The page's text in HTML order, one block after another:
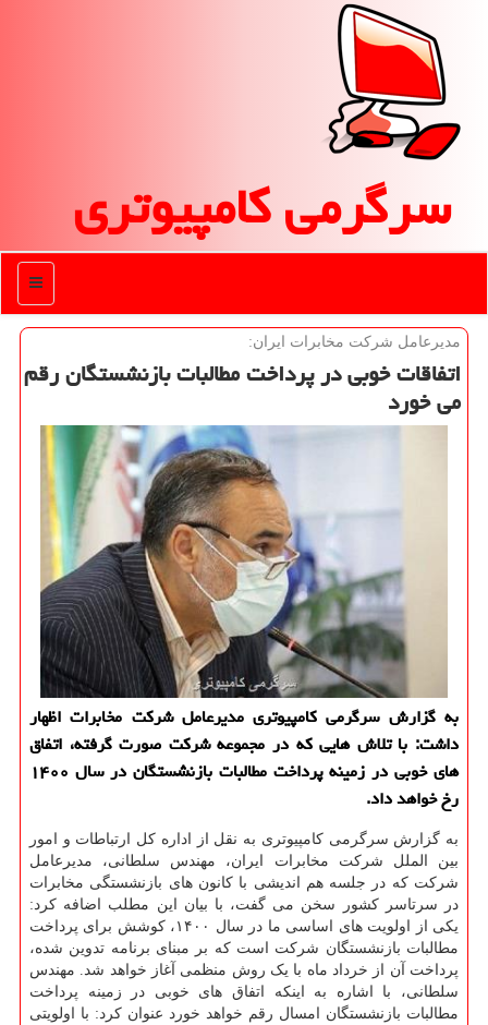
سرگرمی كامپیوتری
منو
مدیرعامل شركت مخابرات ایران:
اتفاقات خوبی در پرداخت مطالبات بازنشستگان رقم
می خورد
به گزارش سرگرمی کامپیوتری مدیرعامل شرکت مخابرات اظهار
داشت: با تلاش هایی که در مجموعه شرکت صورت گرفته، اتفاق
های خوبی در زمینه پرداخت مطالبات بازنشستگان در سال ۱۴۰۰
رخ خواهد داد.
به گزارش سرگرمی کامپیوتری به نقل از اداره کل ارتباطات و امور
بین الملل شرکت مخابرات ایران، مهندس سلطانی، مدیرعامل
شرکت که در جلسه هم اندیشی با کانون های بازنشستگی مخابرات
در سرتاسر کشور سخن می گفت، با بیان این مطلب اضافه کرد:
یکی از اولویت های اساسی ما در سال ۱۴۰۰، کوشش برای پرداخت
مطالبات بازنشستگان شرکت است که بر مبنای برنامه تدوین شده،
پرداخت آن از خرداد ماه با یک روش منظمی آغاز خواهد شد. مهندس
سلطانی، با اشاره به اینکه اتفاق های خوبی در زمینه پرداخت
مطالبات بازنشستگان امسال رقم خواهد خورد عنوان کرد: با اولویتی